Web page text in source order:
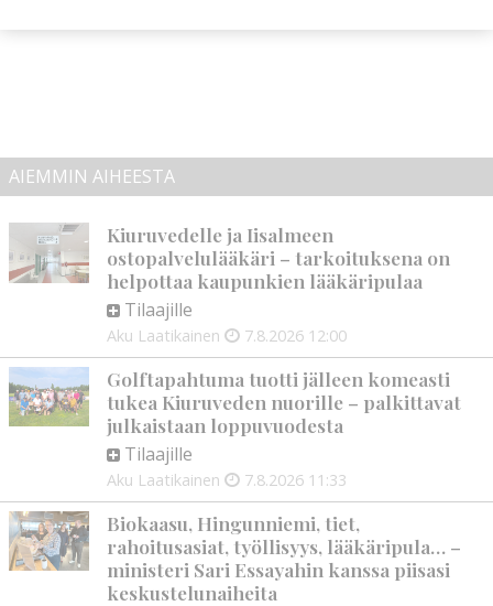
AIEMMIN AIHEESTA
Kiuruvedelle ja Iisalmeen
ostopalvelulääkäri – tarkoituksena on
helpottaa kaupunkien lääkäripulaa
Tilaajille
Aku Laatikainen 7.8.2026 12:00
Golftapahtuma tuotti jälleen komeasti
tukea Kiuruveden nuorille – palkittavat
julkaistaan loppuvuodesta
Tilaajille
Aku Laatikainen 7.8.2026 11:33
Biokaasu, Hingunniemi, tiet,
rahoitusasiat, työllisyys, lääkäripula… –
ministeri Sari Essayahin kanssa piisasi
keskustelunaiheita